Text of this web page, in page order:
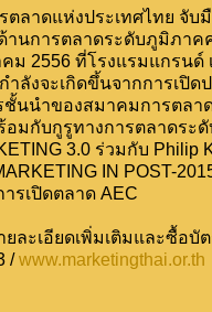
ลาดแห่งประเทศไทย จับ
านการตลาดระดับภูมิภาค
ม 2556 ที่โรงแรมแกรนด์
ลังจะเกิดขึ้นจากการเปิด
ชั้นนำของสมาคมการตลา
อมกับกูรูทางการตลาดระดั
3.0 ร่วมกับ Philip
IN POST-
รเปิดตลาด AEC
ละเอียดเพิ่มเติมและซื้อบั
/www.marketingthai.or.th